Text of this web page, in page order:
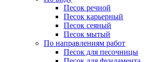
Песок речной
Песок карьерный
Песок сеяный
Песок мытый
По направлениям работ
Песок для песочницы